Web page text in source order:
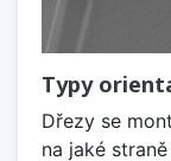
Typy
Dřezy se
na jaké